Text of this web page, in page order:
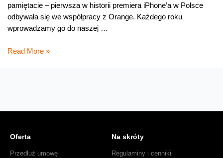
pamiętacie – pierwsza w historii premiera iPhone’a w Polsce
odbywała się we współpracy z Orange. Każdego roku
wprowadzamy go do naszej …
Odliczamy
Read More »
Oferta
Przedłuż umowę
Na skróty
Regulaminy i cenniki